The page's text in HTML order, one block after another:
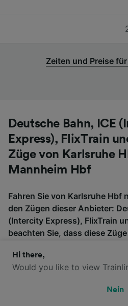
Zeiten und Preise
Deutsche Bahn, ICE
Express), FlixTrain
Züge von Karlsruhe
Mannheim Hbf
Fahren Sie von Karlsruhe Hbf
den Zügen dieser Anbieter:
(Intercity Express), FlixTrain
beachten Sie, dass diese
also überprüfen Sie, ob Sie
müssen, wenn Sie nach
Hi there,
Would you like to view
Nein